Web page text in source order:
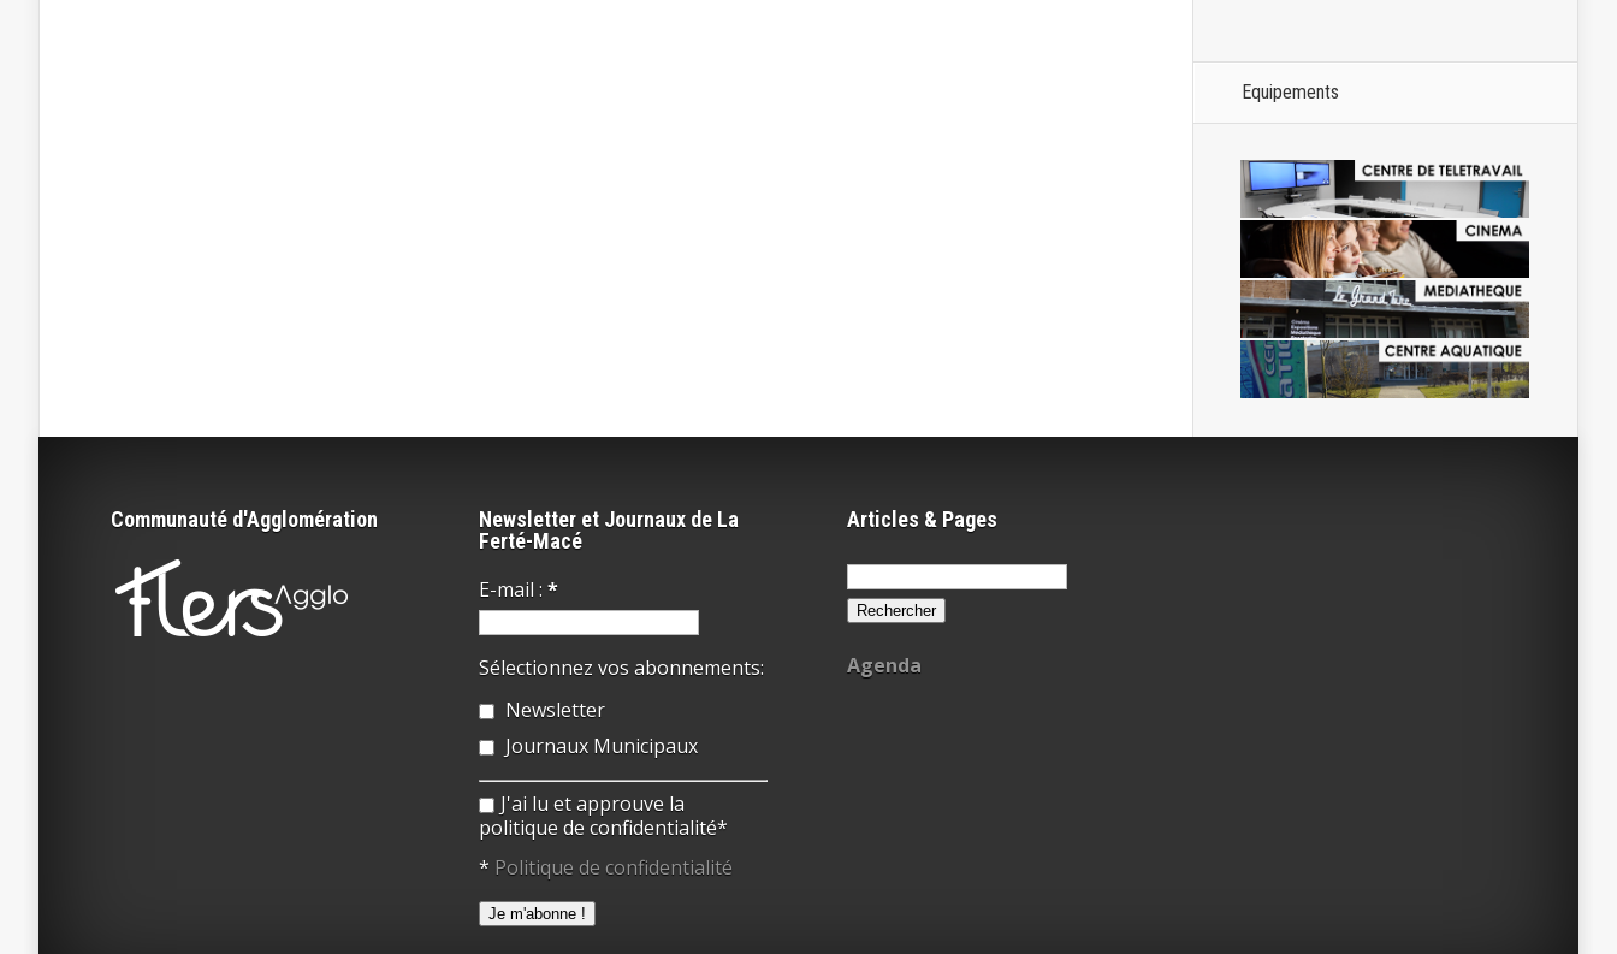
Equipements
Communauté d'Agglomération
Newsletter et Journaux de La
Ferté-Macé
E-mail : *
Sélectionnez vos abonnements:
Newsletter
Journaux Municipaux
J'ai lu et approuve la
politique de confidentialité*
* Politique de confidentialité
Articles & Pages
Rechercher :
Agenda